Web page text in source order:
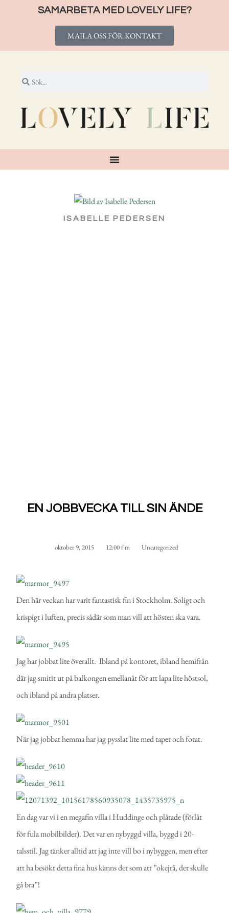
SAMARBETA MED LOVELY LIFE?
MAILA OSS FÖR KONTAKT
ISABELLE PEDERSEN
EN JOBBVECKA TILL SIN ÄNDE
oktober 9, 2015 12:00 f m Uncategorized
Den här veckan har varit fantastisk fin i Stockholm. Soligt och
krispigt i luften, precis sådär som man vill att hösten ska vara.
Jag har jobbat lite överallt. Ibland på kontoret, ibland hemifrån
där jag smitit ut på balkongen emellanåt för att lapa lite höstsol,
och ibland på andra platser.
När jag jobbat hemma har jag pysslat lite med tapet och fotat.
En dag var vi i en megafin villa i Huddinge och plåtade (förlåt
för fula mobilbilder). Det var en nybyggd villa, byggd i 20-
talsstil. Jag tänker alltid att jag inte vill bo i nybyggen, men efter
att ha besökt detta fina hus känns det som att ”okejrå, det skulle
gå bra”!